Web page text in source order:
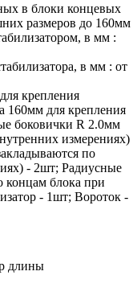
в блоки концевых
размеров до 160мм
в мм :
в мм : от
крепления
160мм для крепления
боковички R 2.0мм
измерениях)
по
- 2шт; Радиусные
концам блока при
- 1шт; Вороток -
длины